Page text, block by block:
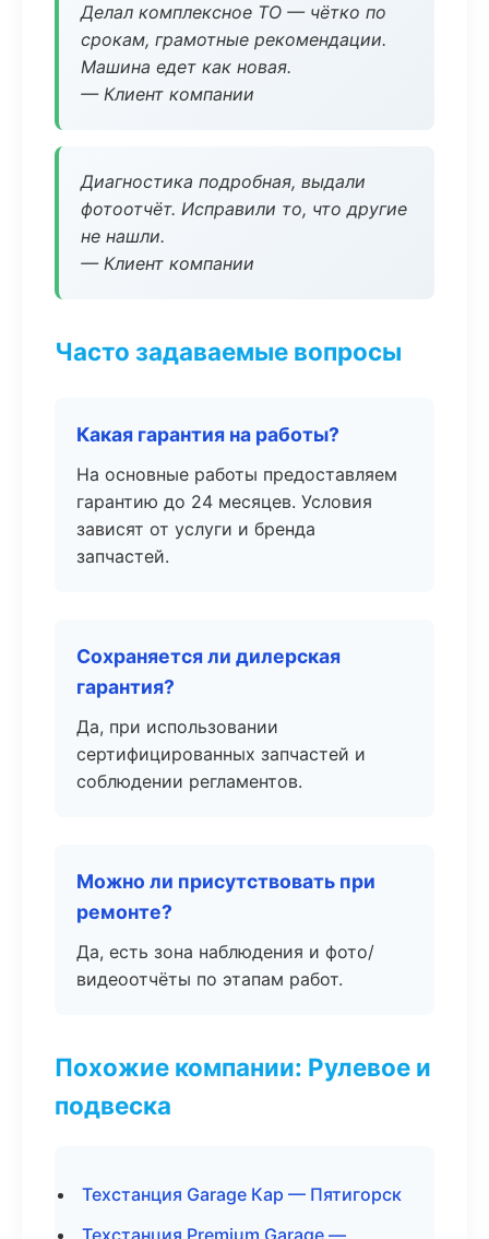
Делал комплексное ТО — чётко по
срокам, грамотные рекомендации.
Машина едет как новая.
— Клиент компании
Диагностика подробная, выдали
фотоотчёт. Исправили то, что другие
не нашли.
— Клиент компании
Часто задаваемые вопросы
Какая гарантия на работы?
На основные работы предоставляем
гарантию до 24 месяцев. Условия
зависят от услуги и бренда
запчастей.
Сохраняется ли дилерская
гарантия?
Да, при использовании
сертифицированных запчастей и
соблюдении регламентов.
Можно ли присутствовать при
ремонте?
Да, есть зона наблюдения и фото/
видеоотчёты по этапам работ.
Похожие компании: Рулевое и
подвеска
Техстанция Garage Кар — Пятигорск
Техстанция Premium Garage —